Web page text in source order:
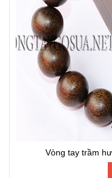
Vòng tay trầm